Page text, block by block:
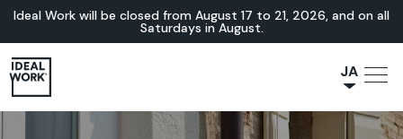
Ideal Work will be closed from August 17 to 21, 2026, and on all
Saturdays in August.
JA